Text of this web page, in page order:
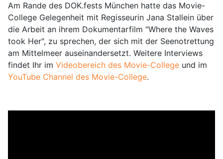
Am Rande des DOK.fests München hatte das Movie-
College Gelegenheit mit Regisseurin Jana Stallein über
die Arbeit an ihrem Dokumentarfilm "Where the Waves
took Her", zu sprechen, der sich mit der Seenotrettung
am Mittelmeer auseinandersetzt. Weitere Interviews
findet Ihr im Videobereich des Movie-College und im
YouTube Channel des Movie-College.